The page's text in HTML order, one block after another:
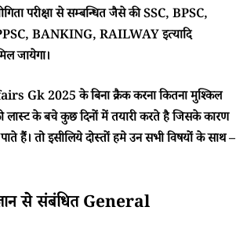
परीक्षा से सम्बन्धित जैसे की SSC, BPSC,
BANKING, RAILWAY इत्यादि
जायेगा।
Gk 2025 के बिना क्रैक करना कितना मुश्किल
के बचे कुछ दिनों में तयारी करते है जिसके कारण
हैं। तो इसीलिये दोस्तों हमे उन सभी विषयों के साथ –
से संबंधित General